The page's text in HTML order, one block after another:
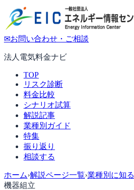
✉お問い合わせ・ご相談
法人電気料金ナビ
TOP
リスク診断
料金比較
シナリオ試算
解説記事
業種別ガイド
特集
振り返り
相談する
ホーム›解説ページ一覧›業種別に知る
機器組立